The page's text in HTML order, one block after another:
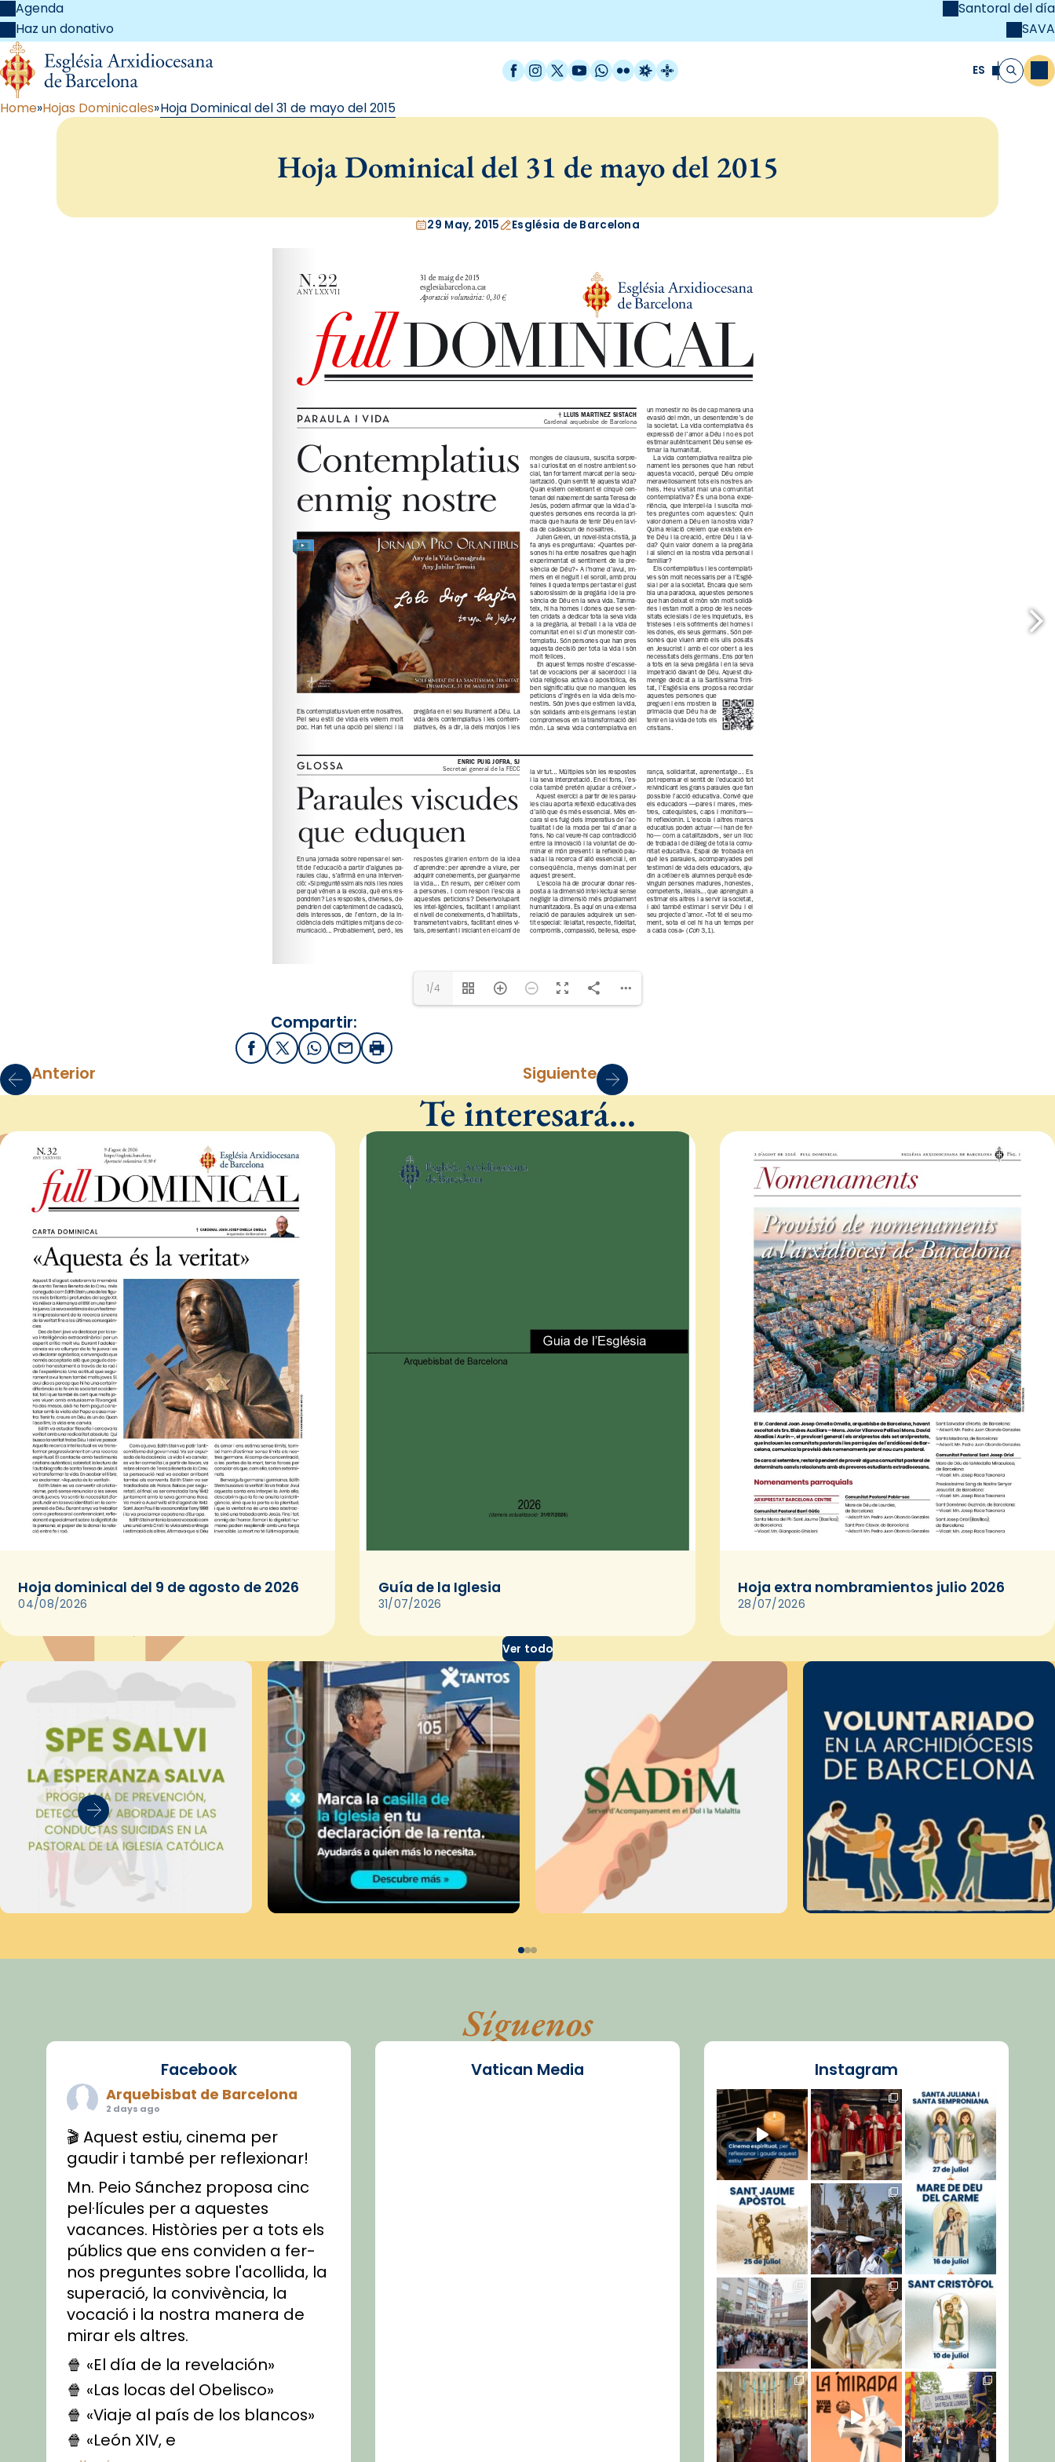
Agenda
Haz un donativo
Santoral del día
SAVA
Facebook
Instagram
X / Twitter
YouTube
WhatsApp
FlickrRadio Estel
Catalunya Cristiana ES Buscar
Home Hojas Dominicales Hoja Dominical del 31 de mayo del 2015
Hoja Dominical del 31 de mayo del 2015
29 May, 2015 Església de Barcelona
1/4
Compartir:
FacebookX / Twitter
WhatsApp
EmailImprimir
Anterior Siguiente
Te interesará…
Hoja dominical del 9 de agosto de 2026
04/08/2026
Guía de la Iglesia
31/07/2026
Hoja extra nombramientos julio 2026
28/07/2026
Ver todo
Síguenos
Facebook
Arquebisbat de Barcelona
2 days ago
🎬 Aquest estiu, cinema per
gaudir i també per reflexionar!
Mn. Peio Sánchez proposa cinc
pel·lícules per a aquestes
vacances. Històries per a tots els
públics que ens conviden a fer-
nos preguntes sobre l'acollida, la
superació, la convivència, la
vocació i la nostra manera de
mirar els altres.
🍿 «El día de la revelación»
🍿 «Las locas del Obelisco»
🍿 «Viaje al país de los blancos»
🍿 «León XIV, e
Vatican Media Instagram